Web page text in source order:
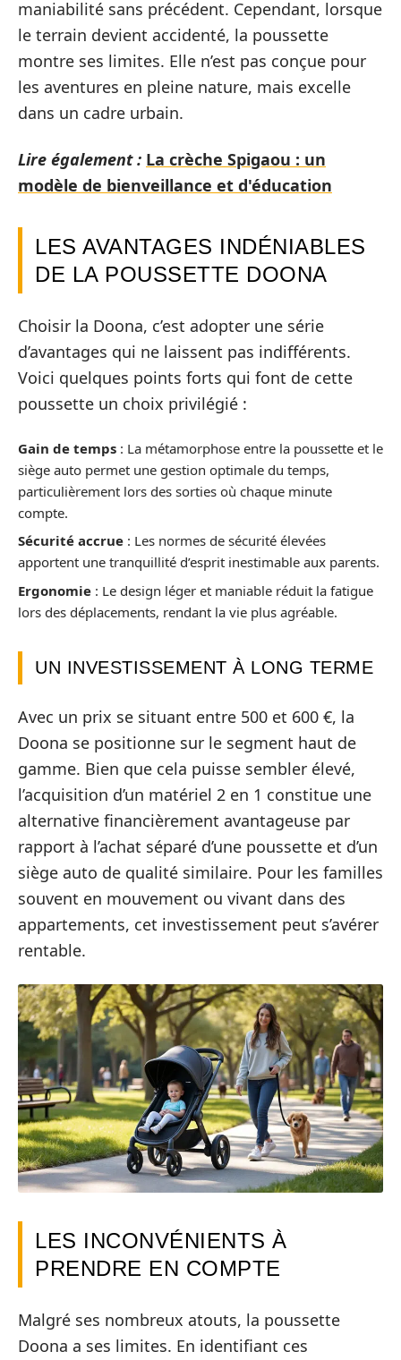
maniabilité sans précédent. Cependant, lorsque
le terrain devient accidenté, la poussette
montre ses limites. Elle n’est pas conçue pour
les aventures en pleine nature, mais excelle
dans un cadre urbain.
Lire également : La crèche Spigaou : un
modèle de bienveillance et d'éducation
LES AVANTAGES INDÉNIABLES
DE LA POUSSETTE DOONA
Choisir la Doona, c’est adopter une série
d’avantages qui ne laissent pas indifférents.
Voici quelques points forts qui font de cette
poussette un choix privilégié :
Gain de temps : La métamorphose entre la poussette et le
siège auto permet une gestion optimale du temps,
particulièrement lors des sorties où chaque minute
compte.
Sécurité accrue : Les normes de sécurité élevées
apportent une tranquillité d’esprit inestimable aux parents.
Ergonomie : Le design léger et maniable réduit la fatigue
lors des déplacements, rendant la vie plus agréable.
UN INVESTISSEMENT À LONG TERME
Avec un prix se situant entre 500 et 600 €, la
Doona se positionne sur le segment haut de
gamme. Bien que cela puisse sembler élevé,
l’acquisition d’un matériel 2 en 1 constitue une
alternative financièrement avantageuse par
rapport à l’achat séparé d’une poussette et d’un
siège auto de qualité similaire. Pour les familles
souvent en mouvement ou vivant dans des
appartements, cet investissement peut s’avérer
rentable.
LES INCONVÉNIENTS À
PRENDRE EN COMPTE
Malgré ses nombreux atouts, la poussette
Doona a ses limites. En identifiant ces